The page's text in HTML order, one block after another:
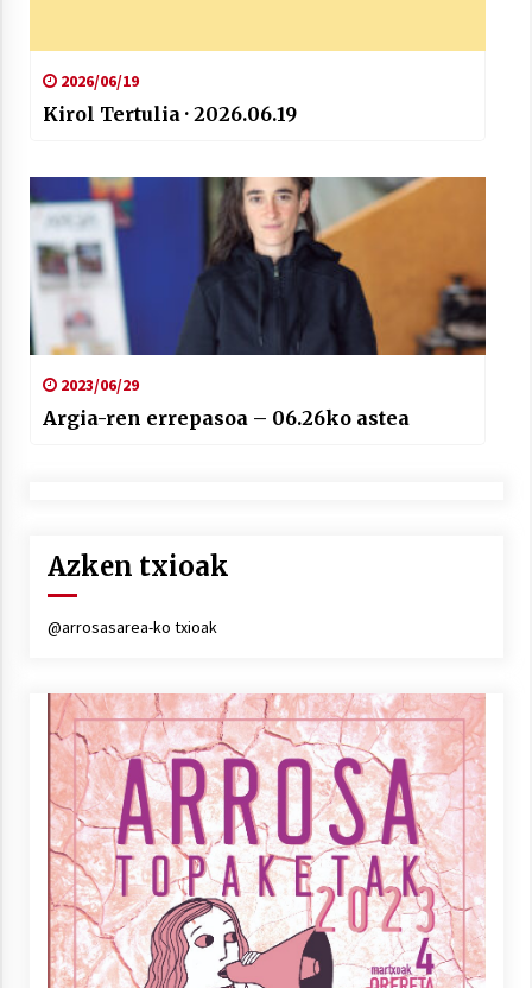
2026/06/19
Kirol Tertulia · 2026.06.19
2023/06/29
Argia-ren errepasoa – 06.26ko astea
Azken txioak
@arrosasarea-ko txioak